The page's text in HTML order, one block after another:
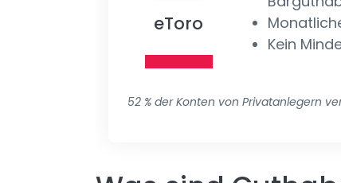
eToro
Kein
52 % der Konten von Privatanlegern